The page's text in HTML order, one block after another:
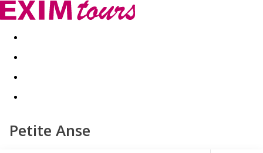
Akční nabídky Last minute
Petite Anse